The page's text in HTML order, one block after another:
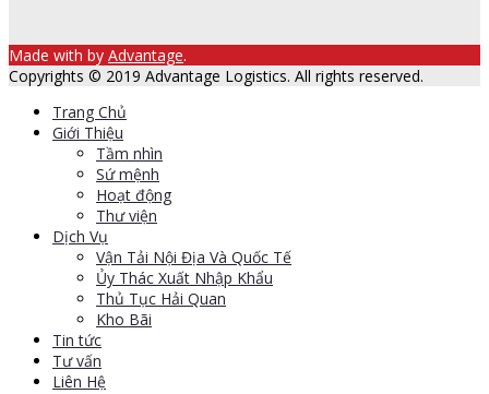
Made with by Advantage.
Copyrights © 2019 Advantage Logistics. All rights reserved.
Trang Chủ
Giới Thiệu
Tầm nhìn
Sứ mệnh
Hoạt động
Thư viện
Dịch Vụ
Vận Tải Nội Địa Và Quốc Tế
Ủy Thác Xuất Nhập Khẩu
Thủ Tục Hải Quan
Kho Bãi
Tin tức
Tư vấn
Liên Hệ